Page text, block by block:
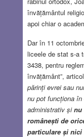
învățământul
apoi chiar o
Dar în 11
liceele de stat s-a
3438, pentru
învățământ”,
părinți evrei sau
nu pot funcționa
administrativ șinu
românești de
particulare și